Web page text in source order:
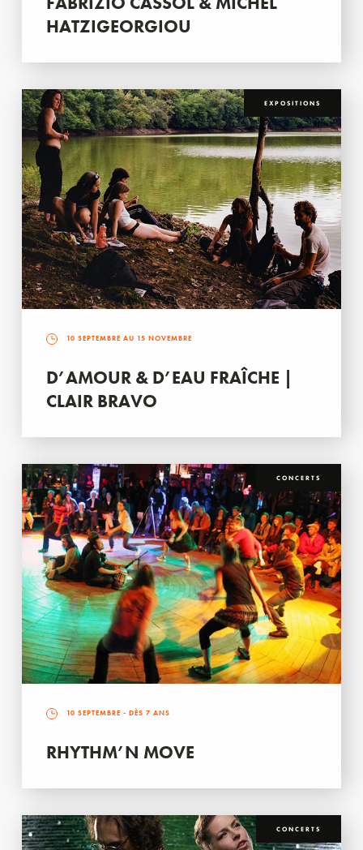
HATZIGEORGIOU
EXPOSITIONS
10 SEPTEMBRE AU 15 NOVEMBRE
D’AMOUR & D’EAU FRAÎCHE |
CLAIR BRAVO
CONCERTS
10 SEPTEMBRE - DÈS 7 ANS
RHYTHM’N MOVE
CONCERTS